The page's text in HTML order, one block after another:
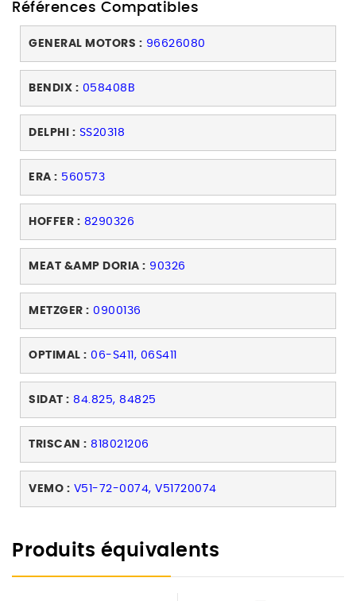
Références Compatibles
GENERAL MOTORS : 96626080
BENDIX : 058408B
DELPHI : SS20318
ERA : 560573
HOFFER : 8290326
MEAT &AMP DORIA : 90326
METZGER : 0900136
OPTIMAL : 06-S411, 06S411
SIDAT : 84.825, 84825
TRISCAN : 818021206
VEMO : V51-72-0074, V51720074
Produits équivalents